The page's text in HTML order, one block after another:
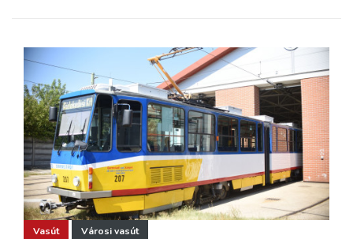
Vasút Városi vasút